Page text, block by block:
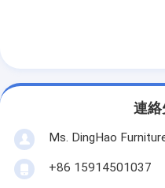
連絡
Ms. DingHao
+86 15914501037